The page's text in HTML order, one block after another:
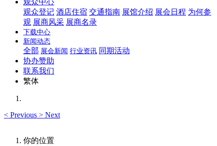
观众中心
观众登记 酒店住宿 交通指南 展馆介绍 展会日程 为何参
观 展商风采 展商名录
下载中心
新闻动态
全部 展会新闻 行业资讯 同期活动
协办赞助
联系我们
繁体
< Previous > Next
你的位置